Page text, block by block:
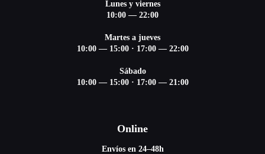
Lunes y viernes
10:00 — 22:00
Martes a jueves
10:00 — 15:00· 17:00 — 22:00
Sábado
10:00 — 15:00· 17:00 — 21:00
Online
Envíos en 24–48h